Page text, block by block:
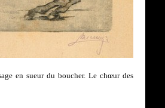
en sueur du boucher. Le chœur des